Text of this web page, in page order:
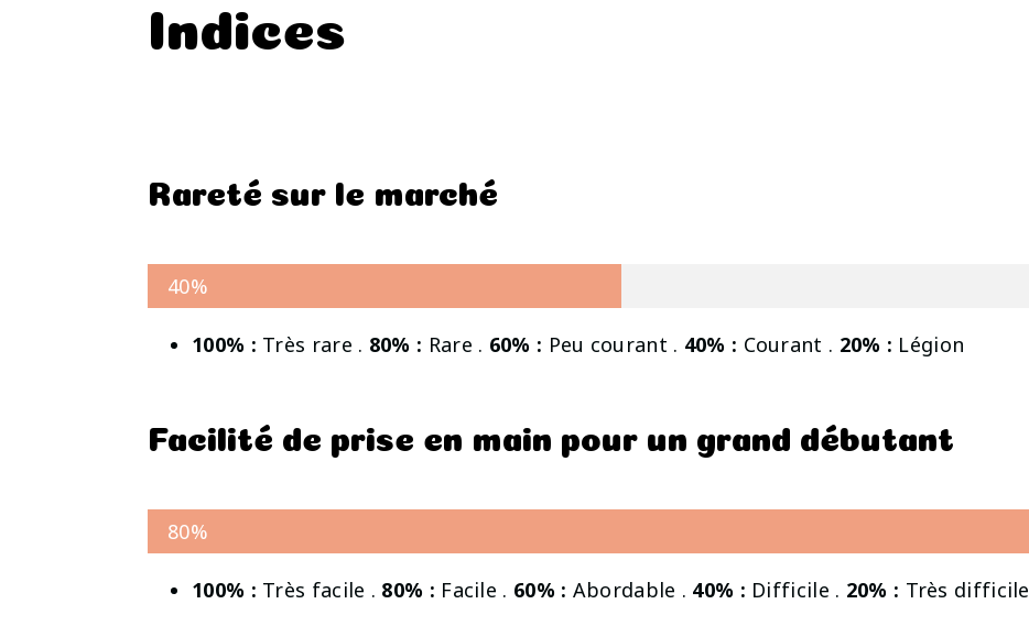
Indices
Rareté sur le marché
40%
100% : Très rare . 80% : Rare . 60% : Peu courant . 40% : Courant . 20% : Légion
Facilité de prise en main pour un grand débutant
80%
100% : Très facile . 80% : Facile . 60% : Abordable . 40% : Difficile . 20% : Très difficile